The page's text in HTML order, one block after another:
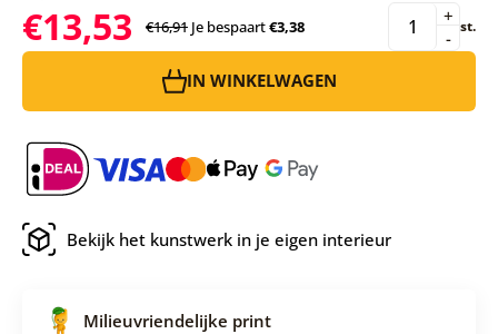
€13,53 €16,91 Je bespaart€3,38 -
+ st.
IN WINKELWAGEN
Bekijk het kunstwerk in je eigen interieur
Milieuvriendelijke print